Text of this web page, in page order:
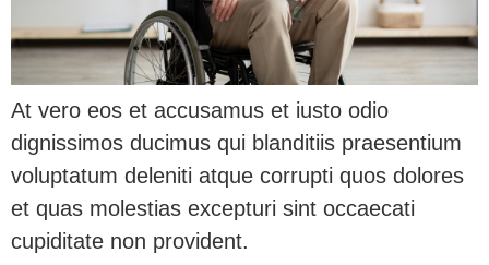
At vero eos et accusamus et iusto odio
dignissimos ducimus qui blanditiis praesentium
voluptatum deleniti atque corrupti quos dolores
et quas molestias excepturi sint occaecati
cupiditate non provident.